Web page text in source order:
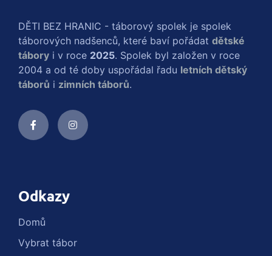
DĚTI BEZ HRANIC - táborový spolek je spolek
táborových nadšenců, které baví pořádat dětské
tábory i v roce 2025. Spolek byl založen v roce
2004 a od té doby uspořádal řadu letních dětský
táborů i zimních táborů.
Odkazy
Domů
Vybrat tábor